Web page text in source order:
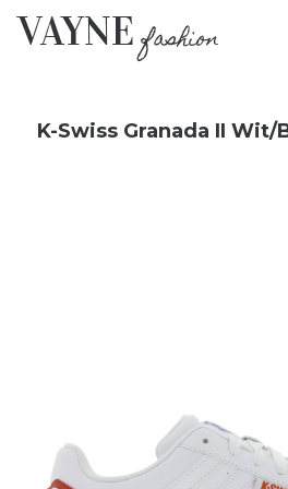
K-Swiss Granada II Wit/